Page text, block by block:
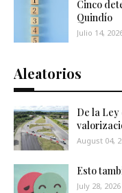
Cinco
Quindío
Julio 14,
Aleatorios
De la
August 04,
Esto
July 28, 2026